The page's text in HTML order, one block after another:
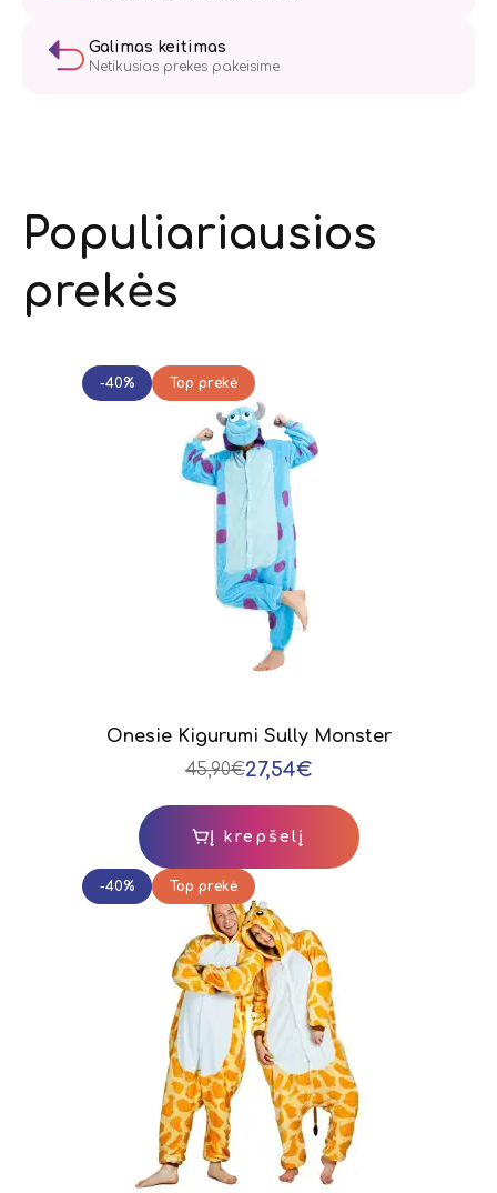
Galimas keitimas
Netikusias prekes pakeisime
Populiariausios
prekės
-40% Top prekė
Onesie Kigurumi Sully Monster
45,90€27,54€
Į krepšelį
-40% Top prekė